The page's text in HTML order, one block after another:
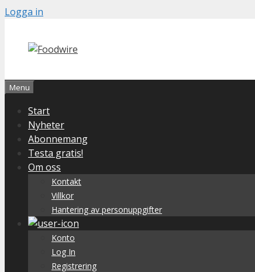
Skip
content
Logga in
Menu
Start
Nyheter
Abonnemang
Testa gratis!
Om oss
Kontakt
Villkor
Hantering av personuppgifter
Konto
Log In
Registrering